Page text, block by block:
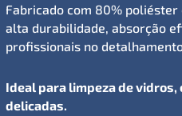
Fabricado com 80%
alta durabilidade, absorção
profissionais no
Ideal para limpeza de
delicadas.